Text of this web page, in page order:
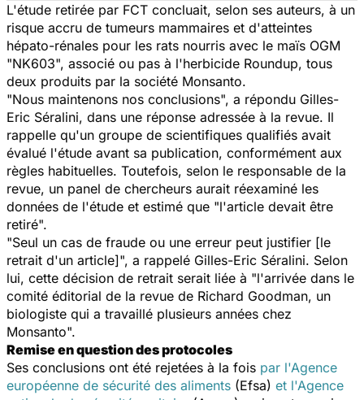
L'étude retirée par FCT concluait, selon ses auteurs, à un
risque accru de tumeurs mammaires et d'atteintes
hépato-rénales pour les rats nourris avec le maïs OGM
"NK603", associé ou pas à l'herbicide Roundup, tous
deux produits par la société Monsanto.
"Nous maintenons nos conclusions", a répondu Gilles-
Eric Séralini, dans une réponse adressée à la revue. Il
rappelle qu'un groupe de scientifiques qualifiés avait
évalué l'étude avant sa publication, conformément aux
règles habituelles. Toutefois, selon le responsable de la
revue, un panel de chercheurs aurait réexaminé les
données de l'étude et estimé que "l'article devait être
retiré".
"Seul un cas de fraude ou une erreur peut justifier [le
retrait d'un article]", a rappelé Gilles-Eric Séralini. Selon
lui, cette décision de retrait serait liée à "l'arrivée dans le
comité éditorial de la revue de Richard Goodman, un
biologiste qui a travaillé plusieurs années chez
Monsanto".
Remise en question des protocoles
Ses conclusions ont été rejetées à la fois par l'Agence
européenne de sécurité des aliments (Efsa) et l'Agence